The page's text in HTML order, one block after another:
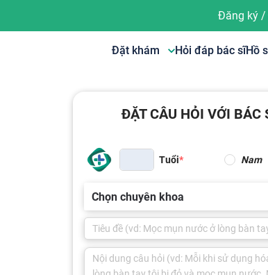
Đăng ký/
Đặt khám Hỏi đáp bác sĩHồ
ĐẶT CÂU HỎI VỚI BÁC
Tuổi Nam
Chọn chuyên khoa